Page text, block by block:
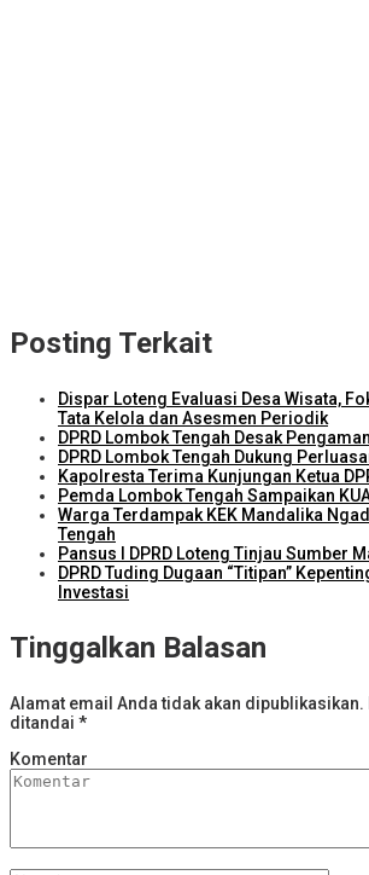
Posting Terkait
Dispar Loteng Evaluasi Desa Wisata,
Tata Kelola dan Asesmen Periodik
DPRD Lombok Tengah Desak
DPRD Lombok Tengah Dukung
Kapolresta Terima Kunjungan Ketua
Pemda Lombok Tengah Sampaikan
Warga Terdampak KEK Mandalika
Tengah
Pansus I DPRD Loteng Tinjau Sumber
DPRD Tuding Dugaan “Titipan”
Investasi
Tinggalkan Balasan
Alamat email Anda tidak akan dipublikasikan.
ditandai *
Komentar